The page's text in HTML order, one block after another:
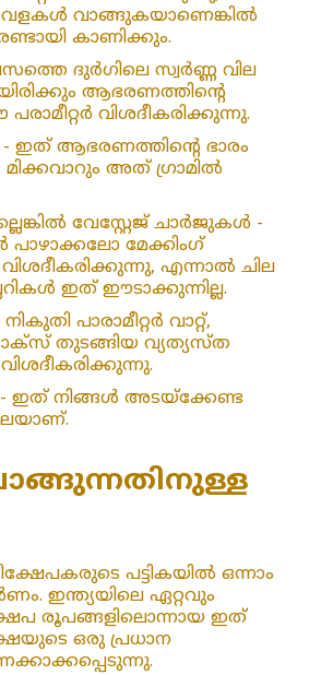
വളകൾ വാങ്ങുകയാണെങ്കിൽ
കാണിക്കും.
ദുർഗിലെ സ്വർണ്ണ വില
ആഭരണത്തിന്റെ
വിശദീകരിക്കുന്നു.
ഇത് ആഭരണത്തിന്റെ ഭാരം
മിക്കവാറും അത് ഗ്രാമിൽ
വേസ്റ്റേജ് ചാർജുകൾ -
പാഴാക്കലോ മേക്കിംഗ്
എന്നാൽ ചില
ഇത് ഈടാക്കുന്നില്ല.
പാരാമീറ്റർ വാറ്റ്,
തുടങ്ങിയ വ്യത്യസ്ത
നിങ്ങൾ അടയ്‌ക്കേണ്ട
പട്ടികയിൽ ഒന്നാം
ഇന്ത്യയിലെ ഏറ്റവും
രൂപങ്ങളിലൊന്നായ ഇത്
ഒരു പ്രധാന